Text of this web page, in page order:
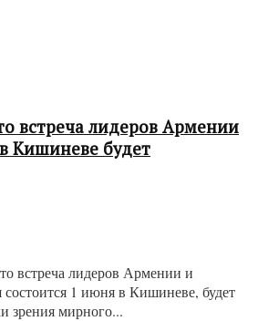
встреча лидеров Армении
Кишиневе будет
встреча лидеров Армении и
состоится 1 июня в Кишиневе, будет
зрения мирного...